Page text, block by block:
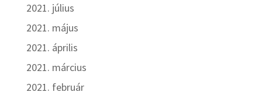
2021. július
2021. május
2021. április
2021. március
2021. február